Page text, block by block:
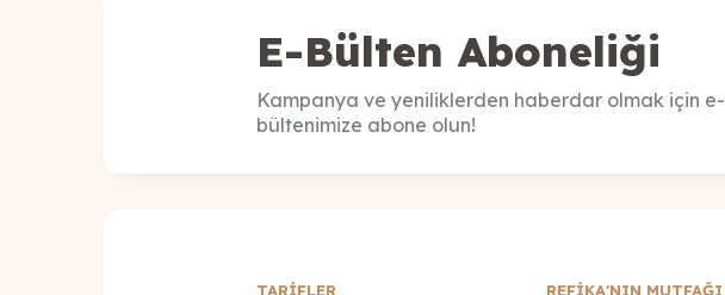
E-Bülten Aboneliği
Kampanya ve yeniliklerden haberdar olmak için e-
bültenimize abone olun!
TARİFLER REFİKA'NIN MUTFAĞI